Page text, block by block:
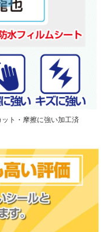
ト・摩擦に強い加工済